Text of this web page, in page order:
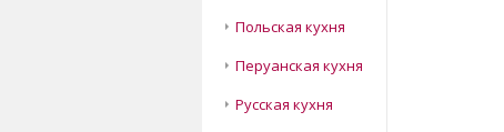
Польская кухня
Перуанская кухня
Русская кухня